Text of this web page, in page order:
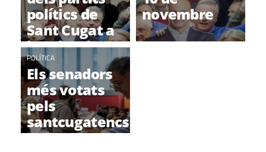
polítics de
Sant Cugat a
les eleccions
generals
novembre
POLÍTICA
Els senadors
més votats
pels
santcugatencs